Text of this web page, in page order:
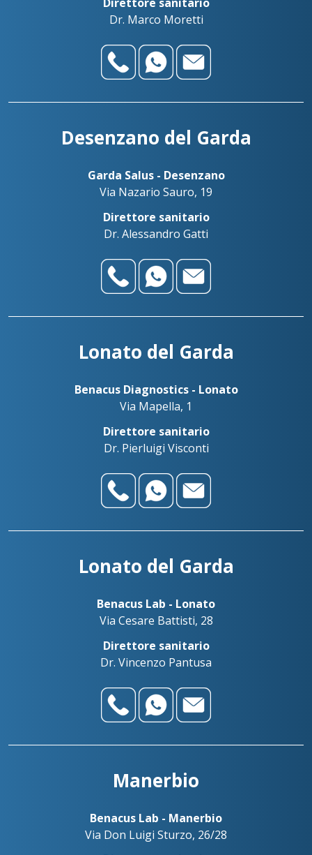
Dr. Marco Moretti
Desenzano del Garda
Garda Salus - Desenzano
Via Nazario Sauro, 19
Direttore sanitario
Dr. Alessandro Gatti
Lonato del Garda
Benacus Diagnostics - Lonato
Via Mapella, 1
Direttore sanitario
Dr. Pierluigi Visconti
Lonato del Garda
Benacus Lab - Lonato
Via Cesare Battisti, 28
Direttore sanitario
Dr. Vincenzo Pantusa
Manerbio
Benacus Lab - Manerbio
Via Don Luigi Sturzo, 26/28